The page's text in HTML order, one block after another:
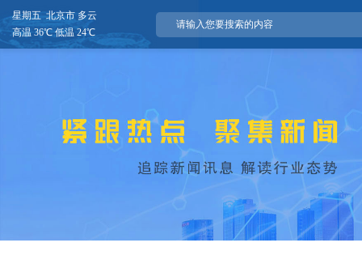
星期五 北京市 多云
高温 36℃ 低温 24℃